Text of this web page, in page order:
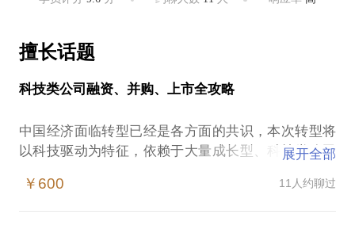
擅长话题
科技类公司融资、并购、上市全攻略
中国经济面临转型已经是各方面的共识，本次转型将
以科技驱动为特征，依赖于大量成长型、科技类公司
入、高风险、高回报，更加适合利用资本市场所提供
展开全部
￥600 11人约聊过